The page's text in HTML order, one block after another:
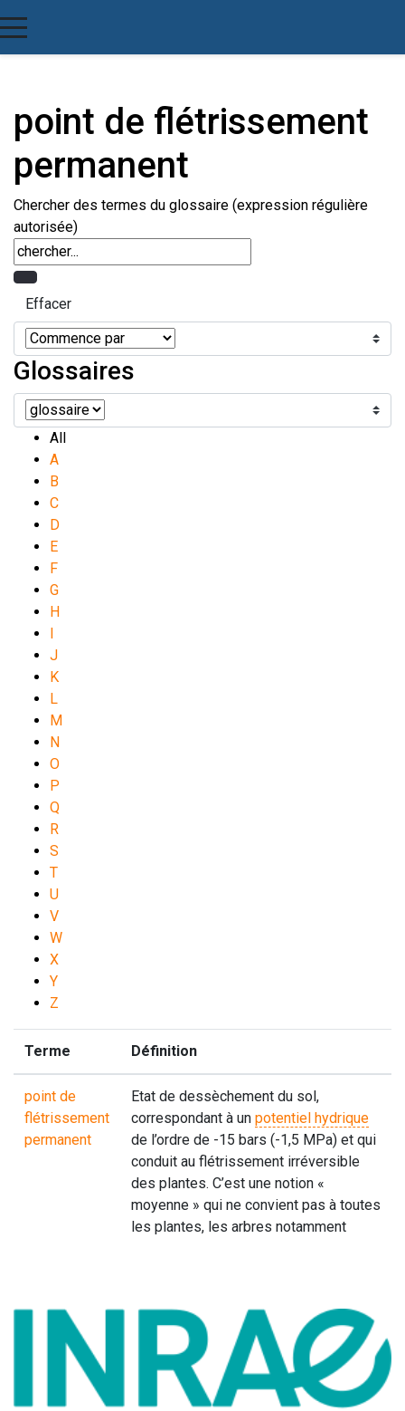
point de flétrissement
permanent
Chercher des termes du glossaire (expression régulière
autorisée)
Glossaires
All
A
B
C
D
E
F
G
H
I
J
K
L
M
N
O
P
Q
R
S
T
U
V
W
X
Y
Z
Terme Définition
point de
flétrissement
permanent
Etat de dessèchement du sol,
correspondant à un potentiel hydrique
de l’ordre de -15 bars (-1,5 MPa) et qui
conduit au flétrissement irréversible
des plantes. C’est une notion «
moyenne » qui ne convient pas à toutes
les plantes, les arbres notamment